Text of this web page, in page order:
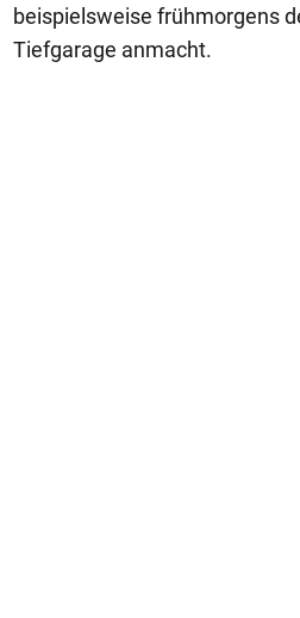
beispielsweise frühmorgens
Tiefgarage anmacht.